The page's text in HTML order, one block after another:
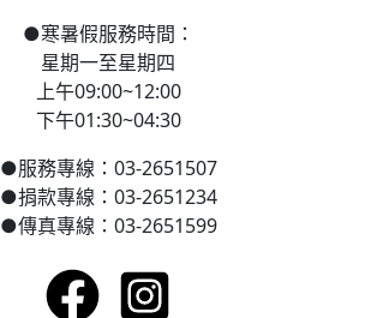
●寒暑假服務時間：
星期一至星期四
上午09:00~12:00
下午01:30~04:30
●服務專線：03-2651507
●捐款專線：03-2651234
●傳真專線：03-2651599